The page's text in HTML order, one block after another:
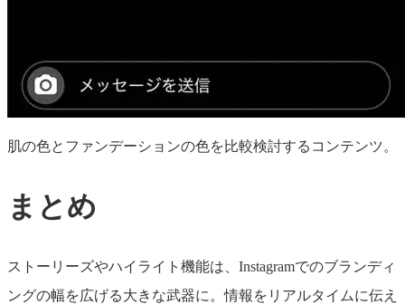
肌の色とファンデーションの色を比較検討するコンテンツ。
まとめ
ストーリーズやハイライト機能は、Instagramでのブランディ
ングの幅を広げる大きな武器に。情報をリアルタイムに伝え